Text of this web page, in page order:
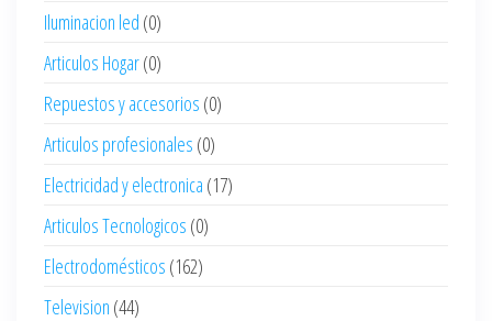
Iluminacion led (0)
Articulos Hogar(0)
Repuestos y accesorios (0)
Articulos profesionales (0)
Electricidad y electronica (17)
Articulos Tecnologicos (0)
Electrodomésticos (162)
Television (44)